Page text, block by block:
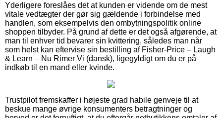
Yderligere foreslåes det at kunden er vidende om de mest
vitale vedtægter der gør sig gældende i forbindelse med
handlen, som eksempelvis den ombytningspolitik online
shoppen tilbyder. På grund af dette er det også afgørende, at
man til enhver tid bevarer sin kvittering, således man når
som helst kan eftervise sin bestilling af Fisher-Price – Laugh
& Learn – Nu Rimer Vi (dansk), ligegyldigt om du er på
indkøb til en mand eller kvinde.
Trustpilot fremskaffer i højeste grad habile genveje til at
beskue mange øvrige konsumenters betragtninger og